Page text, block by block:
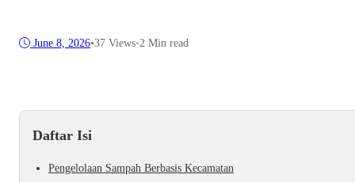
June 8, 2026•37 Views•2 Min read
Daftar Isi
Pengelolaan Sampah Berbasis Kecamatan